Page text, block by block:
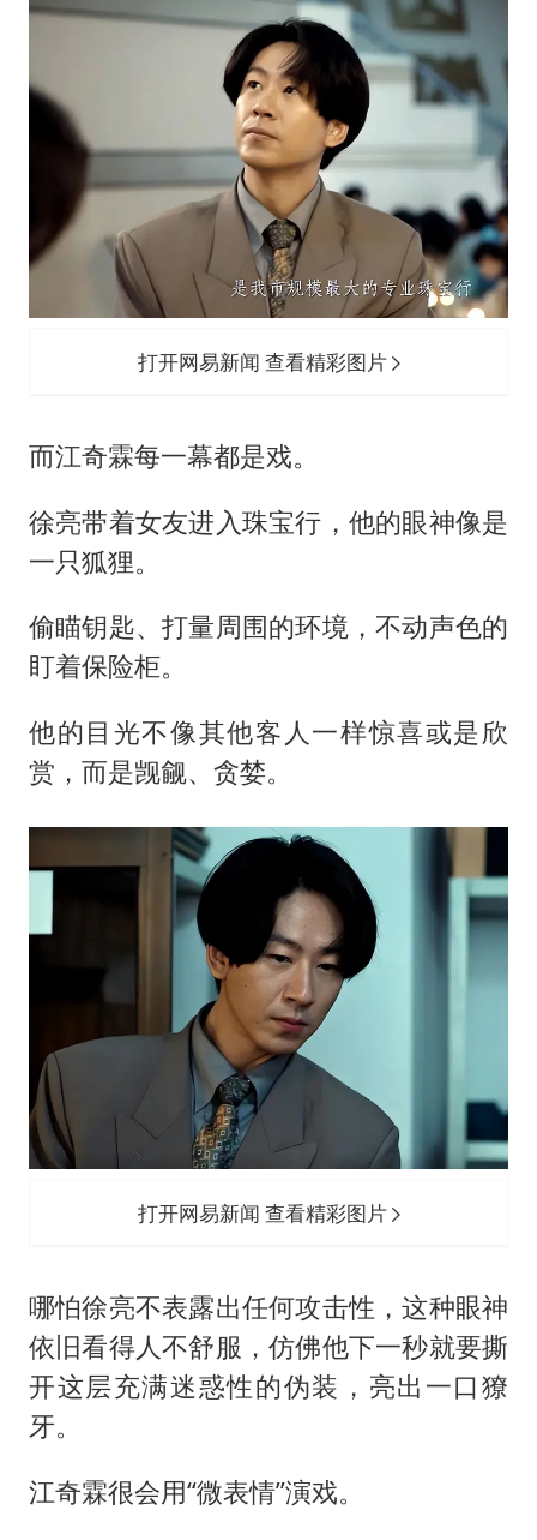
打开网易新闻 查看精彩图片
而江奇霖每一幕都是戏。
徐亮带着女友进入珠宝行，他的眼神像是
一只狐狸。
偷瞄钥匙、打量周围的环境，不动声色的
盯着保险柜。
他的目光不像其他客人一样惊喜或是欣
赏，而是觊觎、贪婪。
打开网易新闻 查看精彩图片
哪怕徐亮不表露出任何攻击性，这种眼神
依旧看得人不舒服，仿佛他下一秒就要撕
开这层充满迷惑性的伪装，亮出一口獠
牙。
江奇霖很会用“微表情”演戏。